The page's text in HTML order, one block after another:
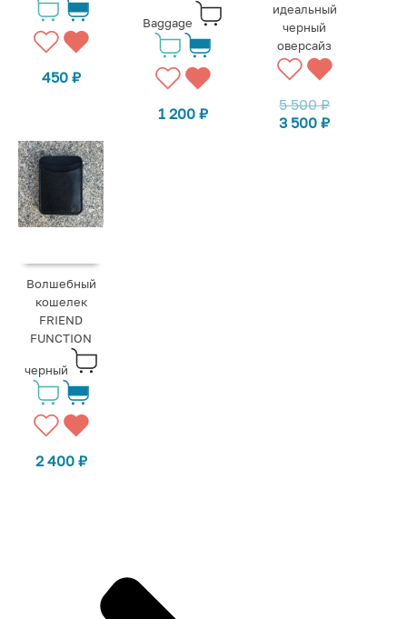
450 ₽
Baggage
1 200 ₽
идеальный
черный
оверсайз
5 500₽
3 500₽
Волшебный
кошелек
FRIEND
FUNCTION
черный
2 400 ₽